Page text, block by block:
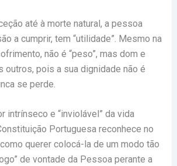
até à morte natural, a pessoa
a cumprir, tem “utilidade”. Mesmo na
não é “peso”, mas dom e
outros, pois a sua dignidade não é
se perde.
intrínseco e “inviolável” da vida
Portuguesa reconhece no
querer colocá-la de um modo tão
de vontade da Pessoa perante a